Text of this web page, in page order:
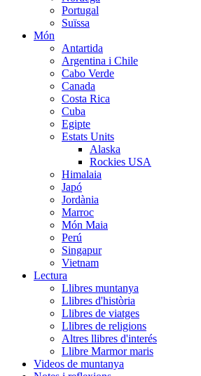
Portugal
Suïssa
Món
Antartida
Argentina i Chile
Cabo Verde
Canada
Costa Rica
Cuba
Egipte
Estats Units
Alaska
Rockies USA
Himalaia
Japó
Jordània
Marroc
Món Maia
Perú
Singapur
Vietnam
Lectura
Llibres muntanya
Llibres d'història
Llibres de viatges
Llibres de religions
Altres llibres d'interés
Llibre Marmor maris
Videos de muntanya